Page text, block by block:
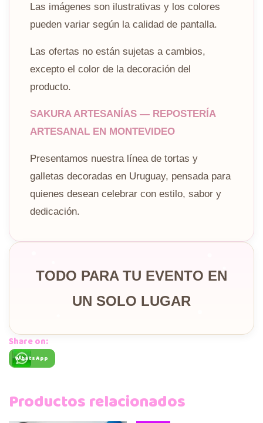
Las imágenes son ilustrativas y los colores
pueden variar según la calidad de pantalla.
Las ofertas no están sujetas a cambios,
excepto el color de la decoración del
producto.
SAKURA ARTESANÍAS — REPOSTERÍA
ARTESANAL EN MONTEVIDEO
Presentamos nuestra línea de tortas y
galletas decoradas en Uruguay, pensada para
quienes desean celebrar con estilo, sabor y
dedicación.
TODO PARA TU EVENTO EN
UN SOLO LUGAR
Share on:
WhatsApp
Productos relacionados